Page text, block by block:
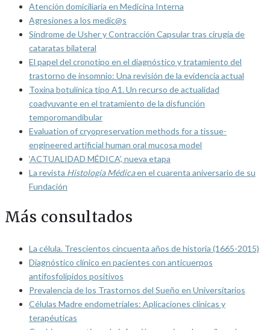
Atención domiciliaria en Medicina Interna
Agresiones a los medic@s
Síndrome de Usher y Contracción Capsular tras cirugía de
cataratas bilateral
El papel del cronotipo en el diagnóstico y tratamiento del
trastorno de insomnio: Una revisión de la evidencia actual
Toxina botulínica tipo A1. Un recurso de actualidad
coadyuvante en el tratamiento de la disfunción
temporomandibular
Evaluation of cryopreservation methods for a tissue-
engineered artificial human oral mucosa model
‘ACTUALIDAD MÉDICA’, nueva etapa
La revista Histología Médicaen el cuarenta aniversario de su
Fundación
Más consultados
La célula. Trescientos cincuenta años de historia (1665-2015)
Diagnóstico clínico en pacientes con anticuerpos
antifosfolípidos positivos
Prevalencia de los Trastornos del Sueño en Universitarios
Células Madre endometriales: Aplicaciones clínicas y
terapéuticas